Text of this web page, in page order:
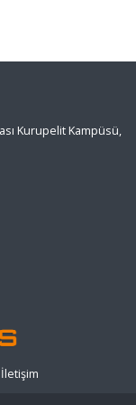
Kurupelit Kampüsü,
İletişim